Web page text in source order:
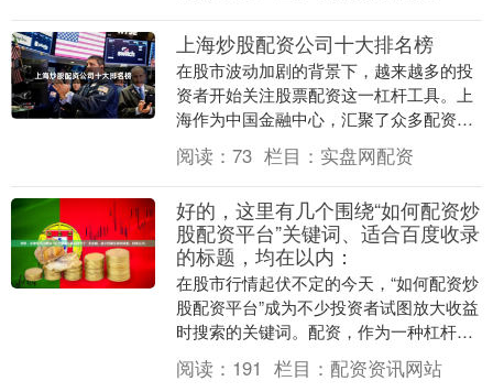
上海炒股配资公司十大排名榜
在股市波动加剧的背景下，越来越多的投
资者开始关注股票配资这一杠杆工具。上
海作为中国金融中心，汇聚了众多配资机
构。然而，面对市场上鱼龙混杂的平台，
如何选择一家正规....
阅读： 73 栏目： 实盘网配资
好的，这里有几个围绕“如何配资炒
股配资平台”关键词、适合百度收录
的标题，均在以内：
在股市行情起伏不定的今天，“如何配资炒
股配资平台”成为不少投资者试图放大收益
时搜索的关键词。配资，作为一种杠杆工
具，仿佛是一把能瞬间撬动更大财富的魔
法钥匙，吸引....
阅读： 191 栏目： 配资资讯网站